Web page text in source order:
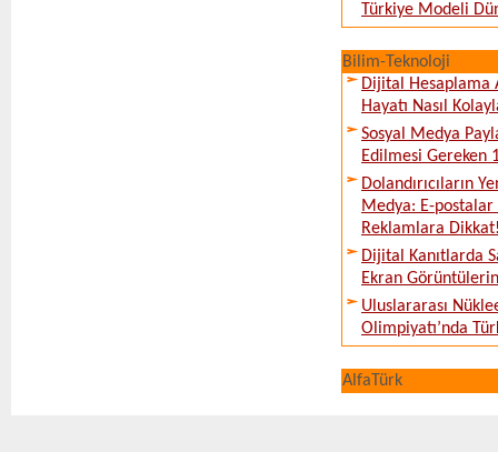
Türkiye Modeli
Bilim-Teknoloji
Dijital Hesaplama
Hayatı Nasıl
Sosyal Medya
Edilmesi Gereken
Dolandırıcıların
Medya: E-postalar
Reklamlara
Dijital Kanıtlarda
Ekran
Uluslararası
Olimpiyatı’nda
AlfaTürk